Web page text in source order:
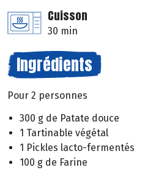
Cuisson
30 min
Ingrédients
Pour 2 personnes
300 g de Patate douce
1 Tartinable végétal
1 Pickles lacto-fermentés
100 g de Farine